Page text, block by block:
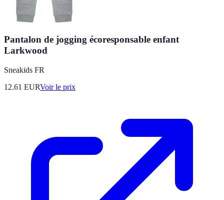
Pantalon de jogging écoresponsable enfant
Larkwood
Sneakids FR
12.61 EURVoir le prix